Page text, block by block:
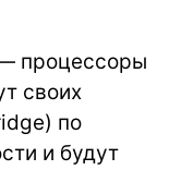
процессоры
своих
по
и будут